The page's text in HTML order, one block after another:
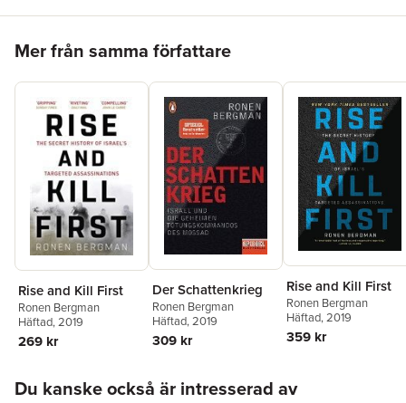
Mer från samma författare
Rise and Kill First
Ronen Bergman
Häftad, 2019
269 kr
Der Schattenkrieg
Ronen Bergman
Häftad, 2019
309 kr
Rise and Kill First
Ronen Bergman
Häftad, 2019
359 kr
Du kanske också är intresserad av